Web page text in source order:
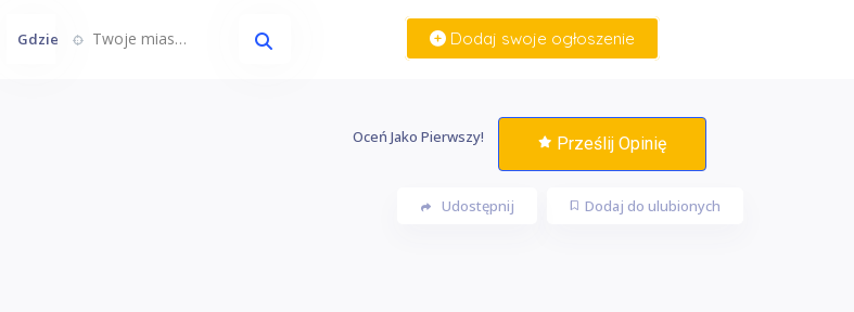
Gdzie Twoje miasto... Dodaj swoje ogłoszenie
Oceń Jako Pierwszy! Prześlij Opinię
Dodaj do ulubionych
Udostępnij